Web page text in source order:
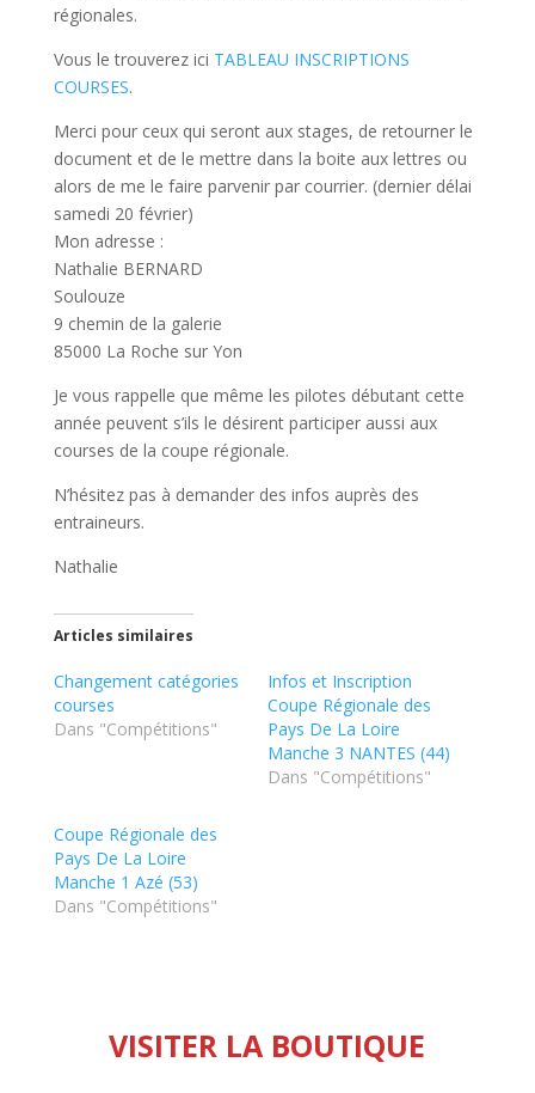
régionales.
Vous le trouverez ici TABLEAU INSCRIPTIONS
COURSES.
Merci pour ceux qui seront aux stages, de retourner le
document et de le mettre dans la boite aux lettres ou
alors de me le faire parvenir par courrier. (dernier délai
samedi 20 février)
Mon adresse :
Nathalie BERNARD
Soulouze
9 chemin de la galerie
85000 La Roche sur Yon
Je vous rappelle que même les pilotes débutant cette
année peuvent s’ils le désirent participer aussi aux
courses de la coupe régionale.
N’hésitez pas à demander des infos auprès des
entraineurs.
Nathalie
Articles similaires
Changement catégories
courses
Dans "Compétitions"
Infos et Inscription
Coupe Régionale des
Pays De La Loire
Manche 3 NANTES (44)
Dans "Compétitions"
Coupe Régionale des
Pays De La Loire
Manche 1 Azé (53)
Dans "Compétitions"
VISITER LA BOUTIQUE